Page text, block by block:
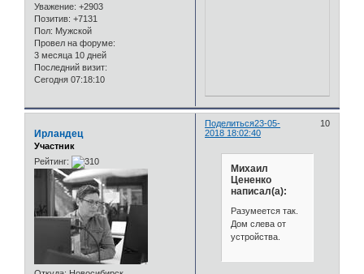
Уважение: +2903
Позитив: +7131
Пол: Мужской
Провел на форуме:
3 месяца 10 дней
Последний визит:
Сегодня 07:18:10
Поделиться 10
23-05-
2018 18:02:40
Ирландец
Участник
Рейтинг:
Михаил
Цененко
написал(а):
Разумеется так.
Дом слева от
устройства.